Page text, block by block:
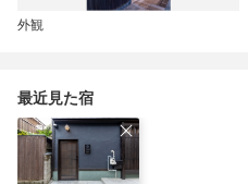
外観
最近見た宿